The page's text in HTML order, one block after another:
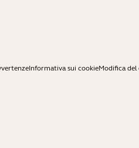
Informativa sui cookieModifica del